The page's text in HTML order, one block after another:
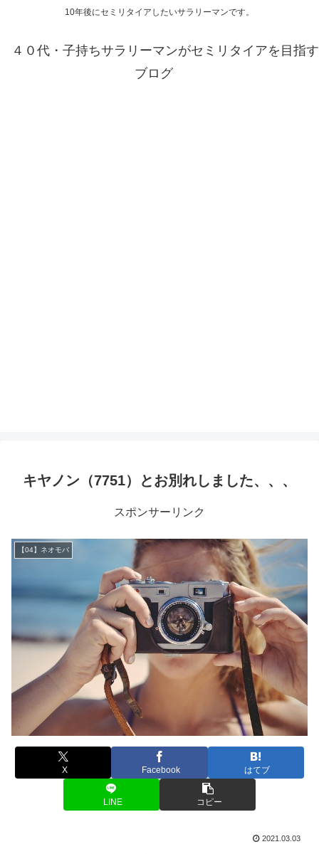
10年後にセミリタイアしたいサラリーマンです。
４０代・子持ちサラリーマンがセミリタイアを目指す
ブログ
キヤノン（7751）とお別れしました、、、
スポンサーリンク
【04】ネオモバ
X Facebook はてブ
LINE コピー
2021.03.03